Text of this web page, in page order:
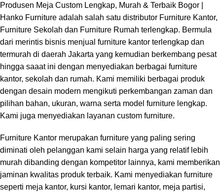
Produsen Meja Custom Lengkap, Murah & Terbaik Bogor |
Hanko Furniture adalah salah satu distributor Furniture Kantor,
Furniture Sekolah dan Furniture Rumah terlengkap. Bermula
dari merintis bisnis menjual furniture kantor terlengkap dan
termurah di daerah Jakarta yang kemudian berkembang pesat
hingga saaat ini dengan menyediakan berbagai furniture
kantor, sekolah dan rumah. Kami memiliki berbagai produk
dengan desain modern mengikuti perkembangan zaman dan
pilihan bahan, ukuran, warna serta model furniture lengkap.
Kami juga menyediakan layanan custom furniture.
Furniture Kantor merupakan furniture yang paling sering
diminati oleh pelanggan kami selain harga yang relatif lebih
murah dibanding dengan kompetitor lainnya, kami memberikan
jaminan kwalitas produk terbaik. Kami menyediakan furniture
seperti meja kantor, kursi kantor, lemari kantor, meja partisi,